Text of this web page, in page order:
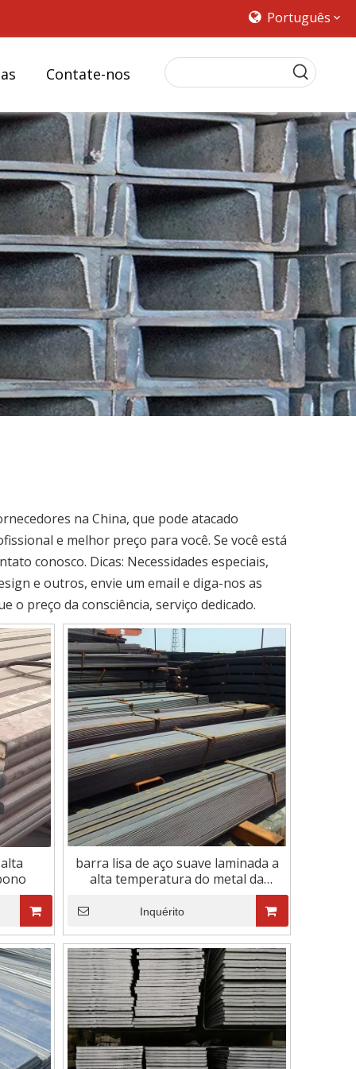
Português
Contate-nos
de
tubo de aço
galvanizado/tubo de aço
redondo galvanizado por
imersão a quente/tubo
Tubo redondo de
inoxidável ASTM
A554 tubo quadrado
SS tubo sem
na China, que pode atacado
e melhor preço para você. Se você está
conosco. Dicas: Necessidades especiais,
e outros, envie um email e diga-nos as
o preço da consciência, serviço dedicado.
barra lisa de aço suave laminada a
alta temperatura do metal da
Inquérito